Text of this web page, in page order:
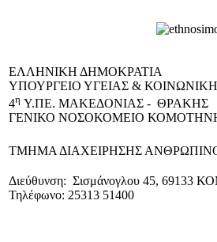
EΛΛΗΝΙΚΗ ΔΗΜΟΚΡΑΤΙΑ
ΥΠΟΥΡΓΕΙΟ ΥΓΕΙΑΣ &
4η Υ.ΠΕ. ΜΑΚΕΔΟΝΙΑΣ - ΘΡΑΚΗΣ
ΓΕΝΙΚΟ NΟΣΟΚΟΜΕΙΟ
ΤΜΗΜΑ ΔΙΑΧΕΙΡΗΣΗΣ
Διεύθυνση: Σισμάνογλου 45, 69133
Τηλέφωνο: 25313 51400